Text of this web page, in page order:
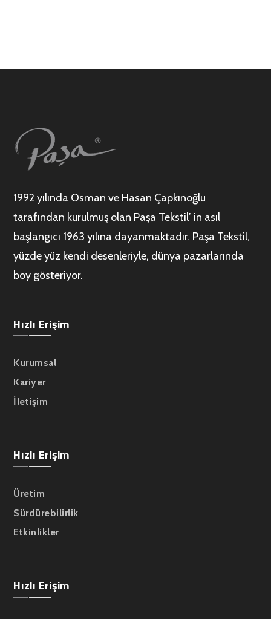
1992 yılında Osman ve Hasan Çapkınoğlu
tarafından kurulmuş olan Paşa Tekstil’ in asıl
başlangıcı 1963 yılına dayanmaktadır. Paşa Tekstil,
yüzde yüz kendi desenleriyle, dünya pazarlarında
boy gösteriyor.
Hızlı Erişim
Kurumsal
Kariyer
İletişim
Hızlı Erişim
Üretim
Sürdürebilirlik
Etkinlikler
Hızlı Erişim